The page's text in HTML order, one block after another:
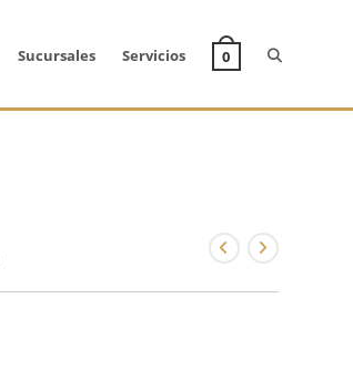
Sucursales Servicios 0 Alternar
la